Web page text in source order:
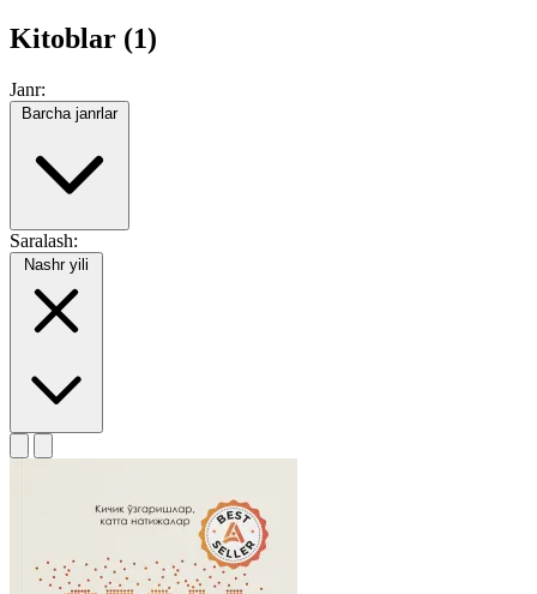
Kitoblar (1)
Janr:
Barcha janrlar
Saralash:
Nashr yili